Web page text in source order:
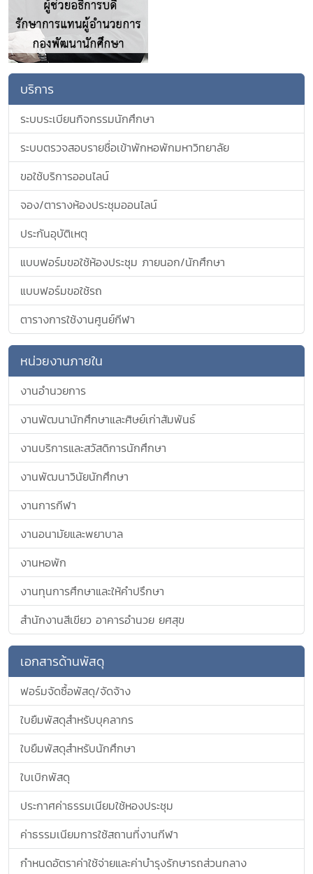
บริการ
ระบบระเบียนกิจกรรมนักศึกษา
ระบบตรวจสอบรายชื่อเข้าพักหอพักมหาวิทยาลัย
ขอใช้บริการออนไลน์
จอง/ตารางห้องประชุมออนไลน์
ประกันอุบัติเหตุ
แบบฟอร์มขอใช้ห้องประชุม ภายนอก/นักศึกษา
แบบฟอร์มขอใช้รถ
ตารางการใช้งานศูนย์กีฬา
หน่วยงานภายใน
งานอำนวยการ
งานพัฒนานักศึกษาและศิษย์เก่าสัมพันธ์
งานบริการและสวัสดิการนักศึกษา
งานพัฒนาวินัยนักศึกษา
งานการกีฬา
งานอนามัยและพยาบาล
งานหอพัก
งานทุนการศึกษาและให้คำปรึกษา
สำนักงานสีเขียว อาคารอำนวย ยศสุข
เอกสารด้านพัสดุ
ฟอร์มจัดซื้อพัสดุ/จัดจ้าง
ใบยืมพัสดุสำหรับบุคลากร
ใบยืมพัสดุสำหรับนักศึกษา
ใบเบิกพัสดุ
ประกาศค่าธรรมเนียมใช้หองประชุม
ค่าธรรมเนียมการใช้สถานที่งานกีฬา
กำหนดอัตราค่าใช้จ่ายและค่าบำรุงรักษารถส่วนกลาง